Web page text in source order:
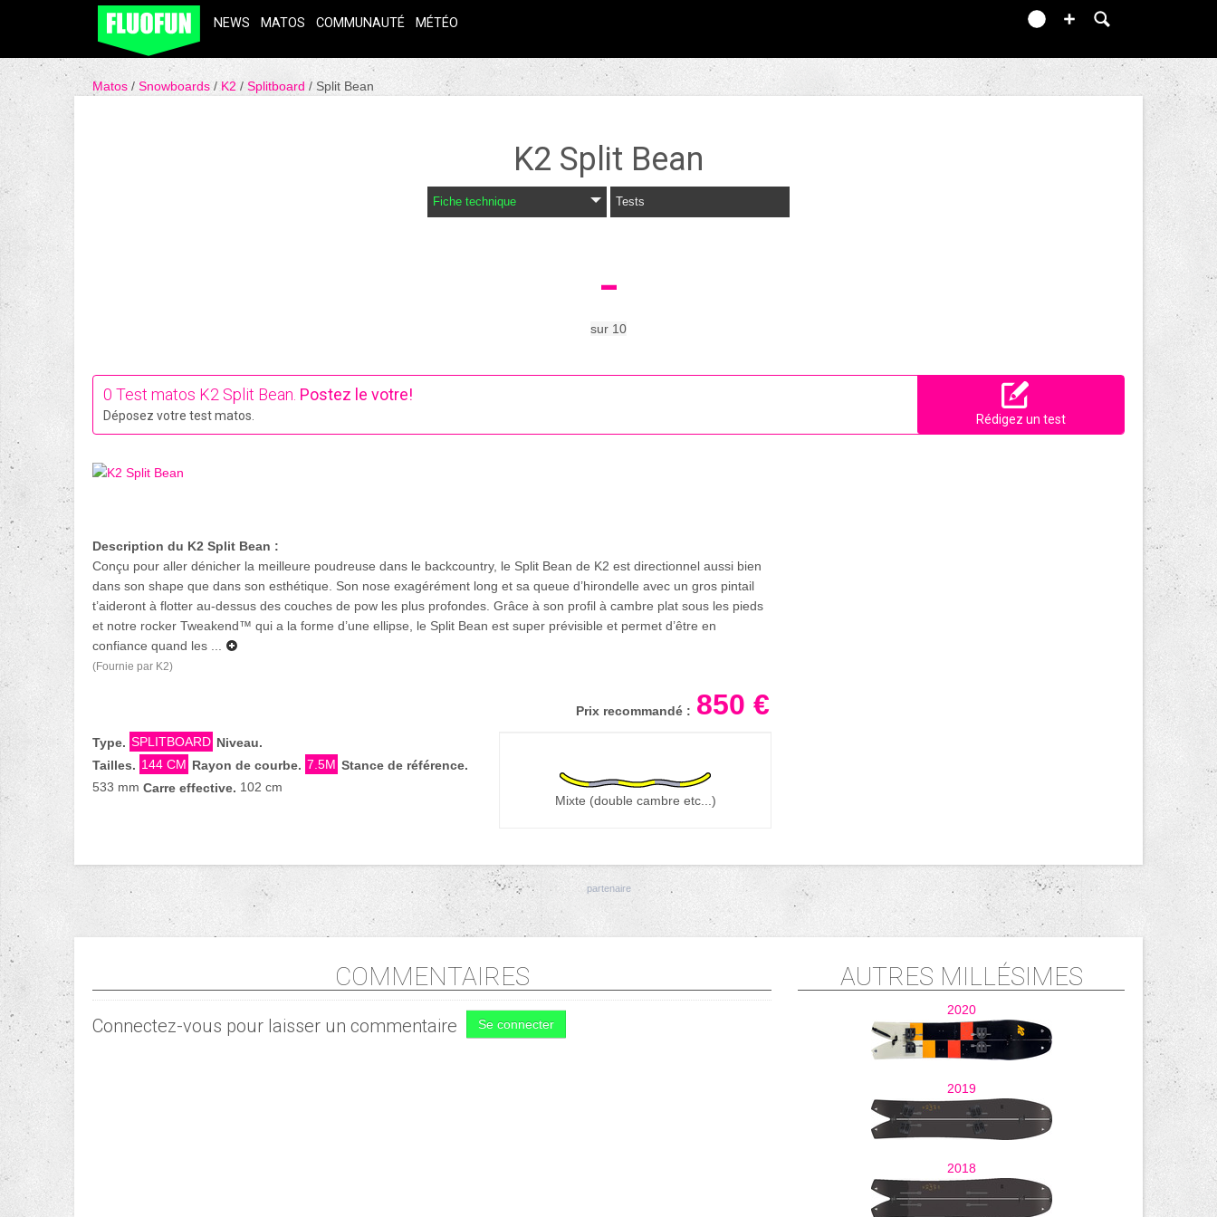
NEWS MATOS COMMUNAUTÉ MÉTÉO
Matos Snowboards K2 Splitboard Split Bean
K2 Split Bean
Fiche technique Tests
-
sur 10
0 Test matos K2 Split Bean. Postez le votre!
Déposez votre test matos. Rédigez un test
Description du K2 Split Bean :
Conçu pour aller dénicher la meilleure poudreuse dans le backcountry, le Split Bean de K2 est directionnel aussi bien
dans son shape que dans son esthétique. Son nose exagérément long et sa queue d’hirondelle avec un gros pintail
t’aideront à flotter au-dessus des couches de pow les plus profondes. Grâce à son profil à cambre plat sous les pieds
et notre rocker Tweakend™ qui a la forme d’une ellipse, le Split Bean est super prévisible et permet d’être en
confiance quand les ...
(Fournie par K2)
Prix recommandé : 850 €
Type. SPLITBOARD Niveau.
Tailles. 144 CM Rayon de courbe. 7.5M Stance de référence.
533 mm Carre effective. 102 cm
Mixte (double cambre etc...)
COMMENTAIRES
Connectez-vous pour laisser un commentaire Se connecter
AUTRES MILLÉSIMES
2020
2019
2018